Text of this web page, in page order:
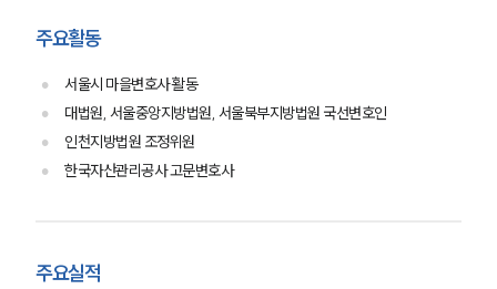
주요활동
서울시 마을변호사 활동
대법원, 서울중앙지방법원, 서울북부지방법원 국선변호인
인천지방법원 조정위원
한국자산관리공사 고문변호사
주요실적